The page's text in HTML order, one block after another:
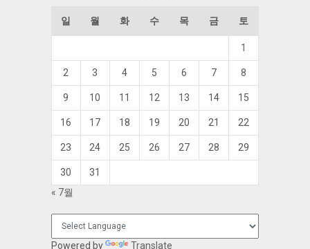
일 월 화 수 목 금 토
1
2 3 4 5 6 7 8
9 10 11 12 13 14 15
16 17 18 19 20 21 22
23 24 25 26 27 28 29
30
31
« 7월
Powered by Translate